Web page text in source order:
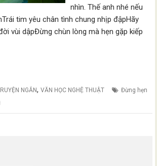
nhìn. Thế anh nhé nếu
tim yêu chân tình chung nhịp đậpHãy
vùi dậpĐừng chùn lòng mà hẹn gặp kiếp
NGẮN,VĂN HỌC NGHỆ THUẬT
Đừng hẹn